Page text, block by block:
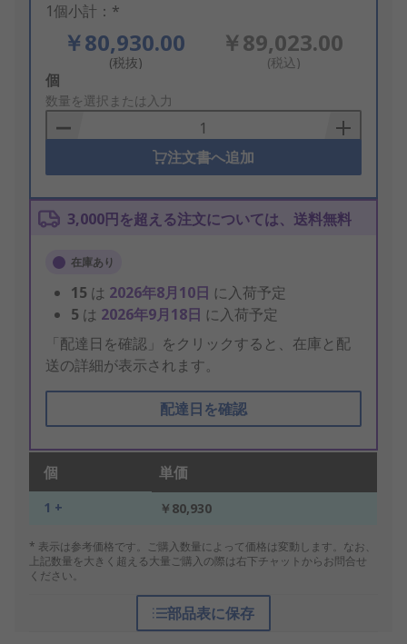
1個小計：*
￥80,930.00
(税抜)
￥89,023.00
(税込)
Add
to
Basket
個
数量を選択または入力
注文書へ追加
3,000円を超える注文については、送料無料
在庫あり
15 は 2026年8月10日 に入荷予定
5 は 2026年9月18日 に入荷予定
「配達日を確認」をクリックすると、在庫と配
送の詳細が表示されます。
配達日を確認
個 単価
1 + ￥80,930
* 表示は参考価格です。ご購入数量によって価格は変動します。なお、
上記数量を大きく超える大量ご購入の際は右下チャットからお問合せ
ください。
部品表に保存